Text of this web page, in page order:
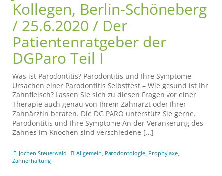
Kollegen, Berlin-Schöneberg
/ 25.6.2020 / Der
Patientenratgeber der
DGParo Teil I
Was ist Parodontitis? Parodontitis und Ihre Symptome
Ursachen einer Parodontitis Selbsttest – Wie gesund ist Ihr
Zahnfleisch? Lassen Sie sich zu diesen Fragen vor einer
Therapie auch genau von Ihrem Zahnarzt oder Ihrer
Zahnärztin beraten. Die DG PARO unterstütz Sie gerne.
Parodontitis und Ihre Symptome An der Verankerung des
Zahnes im Knochen sind verschiedene […]
Jochen Steuerwald Allgemein, Parodontologie, Prophylaxe,
Zahnerhaltung